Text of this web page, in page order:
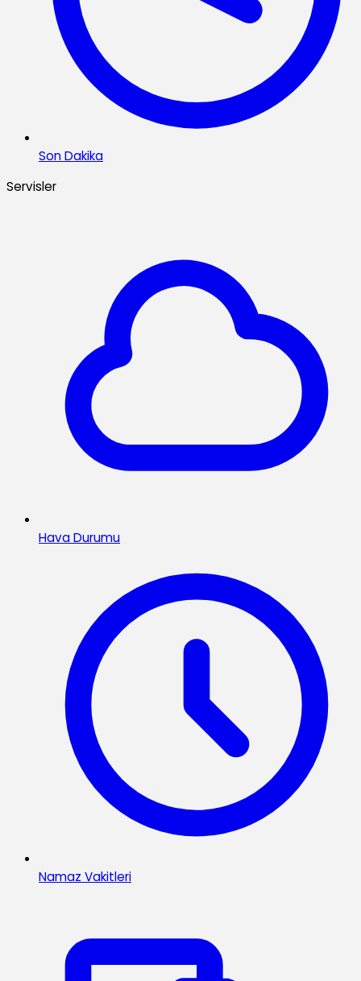
Son Dakika
Servisler
Hava Durumu
Namaz Vakitleri